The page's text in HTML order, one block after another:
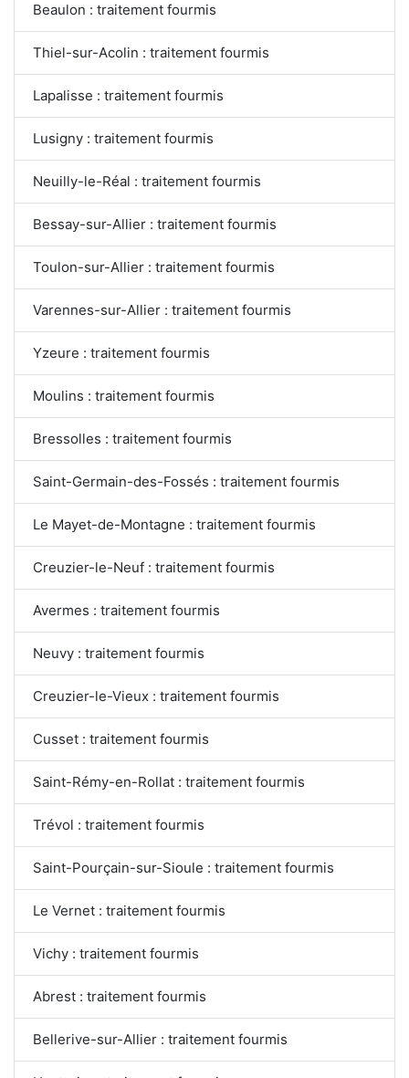
Beaulon : traitement fourmis
Thiel-sur-Acolin : traitement fourmis
Lapalisse : traitement fourmis
Lusigny : traitement fourmis
Neuilly-le-Réal : traitement fourmis
Bessay-sur-Allier : traitement fourmis
Toulon-sur-Allier : traitement fourmis
Varennes-sur-Allier : traitement fourmis
Yzeure : traitement fourmis
Moulins : traitement fourmis
Bressolles : traitement fourmis
Saint-Germain-des-Fossés : traitement fourmis
Le Mayet-de-Montagne : traitement fourmis
Creuzier-le-Neuf : traitement fourmis
Avermes : traitement fourmis
Neuvy : traitement fourmis
Creuzier-le-Vieux : traitement fourmis
Cusset : traitement fourmis
Saint-Rémy-en-Rollat : traitement fourmis
Trévol : traitement fourmis
Saint-Pourçain-sur-Sioule : traitement fourmis
Le Vernet : traitement fourmis
Vichy : traitement fourmis
Abrest : traitement fourmis
Bellerive-sur-Allier : traitement fourmis